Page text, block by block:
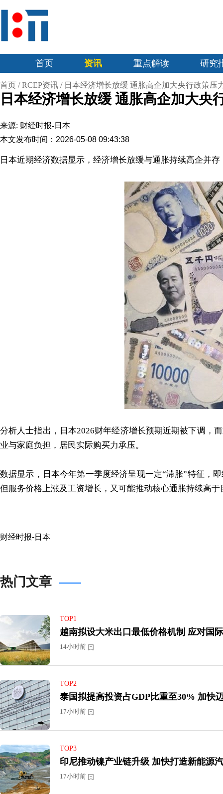
首页 资讯 重点解读 研究
首页 /RCEP资讯 / 日本经济增长放缓 通胀高企加大央行政策压
日本经济增长放缓 通胀高企加大央
来源: 财经时报-日本
本文发布时间：2026-05-08 09:43:38
日本近期经济数据显示，经济增长放缓与通胀持续高企并
分析人士指出，日本2026财年经济增长预期近期被下调，
业与家庭负担，居民实际购买力承压。
数据显示，日本今年第一季度经济呈现一定“滞胀”特征，
但服务价格上涨及工资增长，又可能推动核心通胀持续高于
财经时报-日本
热门文章
TOP1
越南拟设大米出口
14小时前
TOP2
泰国拟提高投
17小时前
TOP3
印尼推动镍产业链升级 加快打
17小时前